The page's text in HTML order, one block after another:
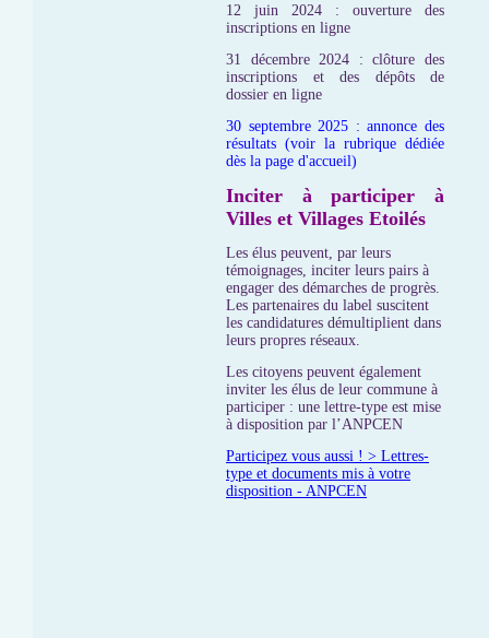
12 juin 2024 : ouverture des
inscriptions en ligne
31 décembre 2024 : clôture des
inscriptions et des dépôts de
dossier en ligne
30 septembre 2025 : annonce des
résultats (voir la rubrique dédiée
dès la page d'accueil)
Inciter à participer à
Villes et Villages Etoilés
Les élus peuvent, par leurs
témoignages, inciter leurs pairs à
engager des démarches de progrès.
Les partenaires du label suscitent
les candidatures démultiplient dans
leurs propres réseaux.
Les citoyens peuvent également
inviter les élus de leur commune à
participer : une lettre-type est mise
à disposition par l’ANPCEN
Participez vous aussi ! > Lettres-
type et documents mis à votre
disposition - ANPCEN